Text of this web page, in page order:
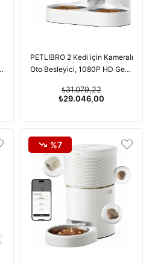
PETLIBRO 2 Kedi için Kameralı
Oto Besleyici, 1080P HD Gece
₺29.046,00
₺31.079,22
%7